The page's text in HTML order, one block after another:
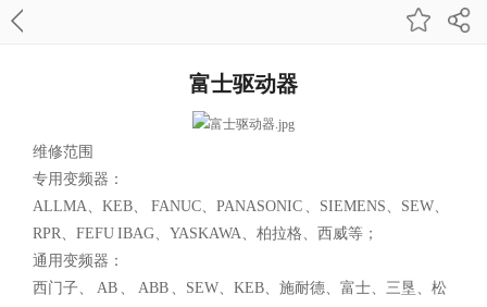
富士驱动器
维修范围
专用变频器：
ALLMA、KEB、 FANUC、PANASONIC 、SIEMENS、SEW、
RPR、FEFU IBAG、YASKAWA、柏拉格、西威等；
通用变频器：
西门子、 AB 、 ABB 、SEW、KEB、施耐德、富士、三垦、松